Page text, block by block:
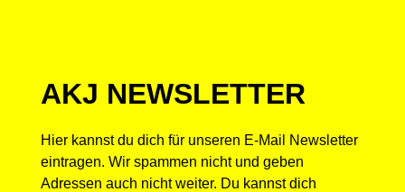
AKJ NEWSLETTER
Hier kannst du dich für unseren E-Mail Newsletter
eintragen. Wir spammen nicht und geben
Adressen auch nicht weiter. Du kannst dich